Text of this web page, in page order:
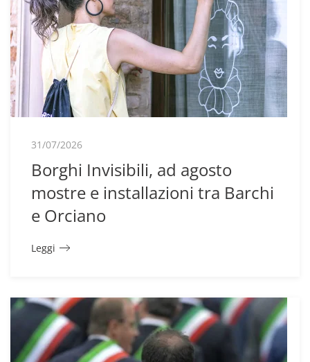
31/07/2026
Borghi Invisibili, ad agosto
mostre e installazioni tra Barchi
e Orciano
Leggi